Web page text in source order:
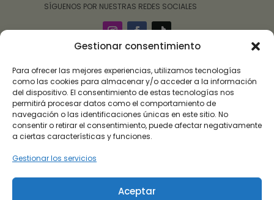
Gestionar consentimiento
Para ofrecer las mejores experiencias, utilizamos tecnologías
como las cookies para almacenar y/o acceder a la información
del dispositivo. El consentimiento de estas tecnologías nos
permitirá procesar datos como el comportamiento de
navegación o las identificaciones únicas en este sitio. No
consentir o retirar el consentimiento, puede afectar negativamente
a ciertas características y funciones.
Gestionar los servicios
Aceptar
‎ ‎ ‎ ‎ ‎ ‎‎ ‎ SÍGUENOS POR NUESTRAS REDES SOCIALES
destinada a la transformación digital del sector
comercial y artesano en Andalucía, para la mejora del